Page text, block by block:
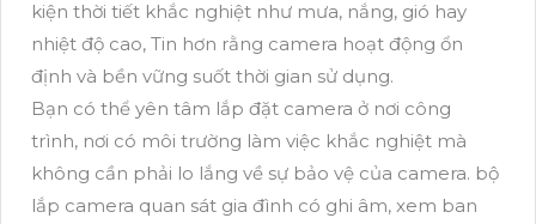
kiện thời tiết khắc nghiệt như mưa, nắng, gió hay
nhiệt độ cao, Tin hơn rằng camera hoạt động ổn
định và bền vững suốt thời gian sử dụng.
Bạn có thể yên tâm lắp đặt camera ở nơi công
trình, nơi có môi trường làm việc khắc nghiệt mà
không cần phải lo lắng về sự bảo vệ của camera. bộ
lắp camera quan sát gia đình có ghi âm, xem ban